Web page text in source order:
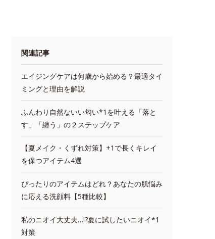
関連記事
エイジングケアは何歳から始める？最適タイ
ミングと理由を解説
ふんわり自然ないい匂い*1を叶える「落と
す」「纏う」の２ステップケア
【夏メイク・くずれ対策】+1で長くキレイ
を保つアイテム4選
ぴったりのアイテムはどれ？あなたの肌悩み
に応える洗顔料【5種比較】
私のニオイ大丈夫…!?夏に試したいニオイ*1
対策